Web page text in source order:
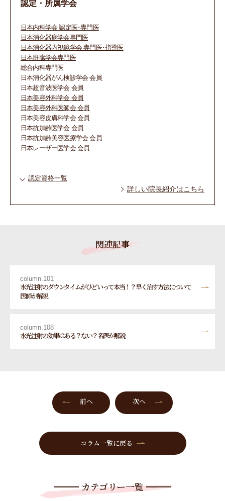
認定・所属学会
日本内科学会 認定医･専門医
日本消化器病学会専門医
日本消化器内視鏡学会 専門医･指導医
日本肝臓学会専門医
総合内科専門医
日本消化器がん検診学会 会員
日本超音波医学会 会員
日本美容外科学会 会員
日本美容外科医師会 会員
日本美容皮膚科学会 会員
日本抗加齢医学会 会員
日本抗加齢美容医療学会 会員
日本レーザー医学会 会員
認定資格一覧
詳しい院長紹介はこちら
関連記事
column.101
水光注射のダウンタイムがひどいって本当！？早く治す方法について
医師が解説
column.108
水光注射の効果はある？ない？名医が解説
前へ 次へ
コラム一覧に戻る
カテゴリー一覧